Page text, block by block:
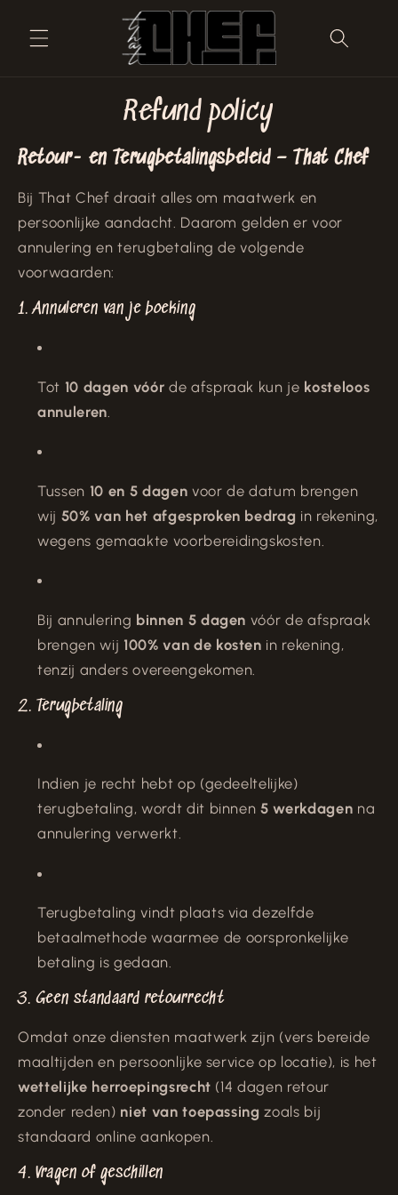
content
Refund policy
Retour- en Terugbetalingsbeleid – That Chef
Bij That Chef draait alles om maatwerk en
persoonlijke aandacht. Daarom gelden er voor
annulering en terugbetaling de volgende
voorwaarden:
1. Annuleren van je boeking
Tot 10 dagen vóór de afspraak kun je kosteloos
annuleren
Tussen 10 en 5 dagen voor de datum brengen
wij 50% van het afgesproken bedrag in rekening,
wegens gemaakte voorbereidingskosten.
Bij annulering binnen 5 dagen vóór de afspraak
brengen wij 100% van de kosten in rekening,
tenzij anders overeengekomen.
2. Terugbetaling
Indien je recht hebt op (gedeeltelijke)
terugbetaling, wordt dit binnen5 werkdagen na
annulering verwerkt.
Terugbetaling vindt plaats via dezelfde
betaalmethode waarmee de oorspronkelijke
betaling is gedaan.
3. Geen standaard retourrecht
Omdat onze diensten maatwerk zijn (vers bereide
maaltijden en persoonlijke service op locatie), is het
wettelijke herroepingsrecht (14 dagen retour
zonder reden) niet van toepassing zoals bij
standaard online aankopen.
4. Vragen of geschillen